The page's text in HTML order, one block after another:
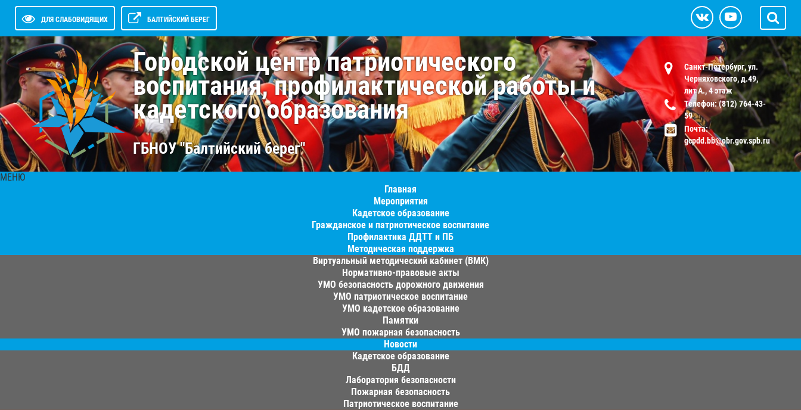
ДЛЯ СЛАБОВИДЯЩИХ БАЛТИЙСКИЙ БЕРЕГ
Городской центр патриотического
воспитания, профилактической работы и
кадетского образования
ГБНОУ "Балтийский берег"
Санкт-Петербург, ул.
Черняховского, д.49,
лит А., 4 этаж
Телефон: (812) 764-43-
59
Почта:
gcpdd.bb@obr.gov.spb.ru
МЕНЮ
Главная
Мероприятия
Кадетское образование
Гражданское и патриотическое воспитание
Профилактика ДДТТ и ПБ
Методическая поддержка
Виртуальный методический кабинет (ВМК)
Нормативно-правовые акты
УМО безопасность дорожного движения
УМО патриотическое воспитание
УМО кадетское образование
Памятки
УМО пожарная безопасность
Новости
Кадетское образование
БДД
Лаборатория безопасности
Пожарная безопасность
Патриотическое воспитание